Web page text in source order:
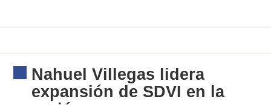
Nahuel Villegas lidera
expansión de SDVI en la